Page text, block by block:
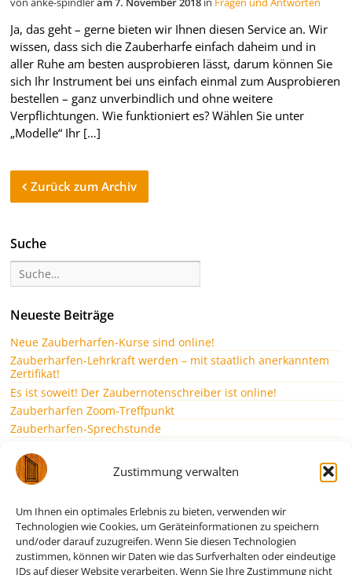
Zustimmung verwalten
Um Ihnen ein optimales Erlebnis zu bieten, verwenden wir
Technologien wie Cookies, um Geräteinformationen zu speichern
und/oder darauf zuzugreifen. Wenn Sie diesen Technologien
zustimmen, können wir Daten wie das Surfverhalten oder eindeutige
IDs auf dieser Website verarbeiten. Wenn Sie Ihre Zustimmung nicht
Ja, das geht – gerne bieten wir Ihnen diesen Service an. Wir
wissen, dass sich die Zauberharfe einfach daheim und in
aller Ruhe am besten ausprobieren lässt, darum können Sie
sich Ihr Instrument bei uns einfach einmal zum Ausprobieren
bestellen – ganz unverbindlich und ohne weitere
Verpflichtungen. Wie funktioniert es? Wählen Sie unter
„Modelle“ Ihr […]
Zurück zum Archiv
Suche
Neueste Beiträge
Neue Zauberharfen-Kurse sind online!
Zauberharfen-Lehrkraft werden – mit staatlich anerkanntem
Zertifikat!
Es ist soweit! Der Zaubernotenschreiber ist online!
Zauberharfen Zoom-Treffpunkt
Zauberharfen-Sprechstunde
Ein musikalischer Gruß zum Download
Zauberharfe Bau- und Spielkurse starten wieder!
Webseite zum Seminar online
Alle Kategorien